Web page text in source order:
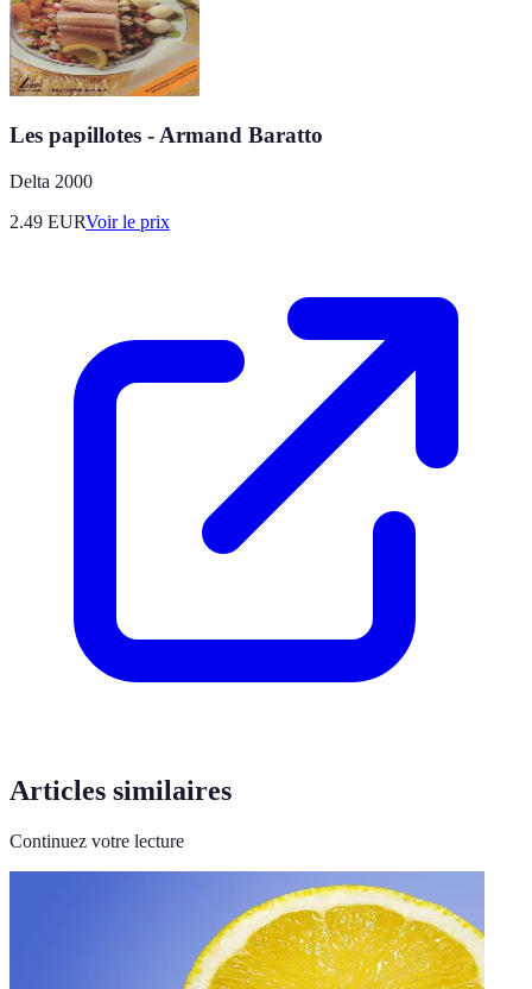
Les papillotes - Armand Baratto
Delta 2000
2.49 EURVoir le prix
Articles similaires
Continuez votre lecture